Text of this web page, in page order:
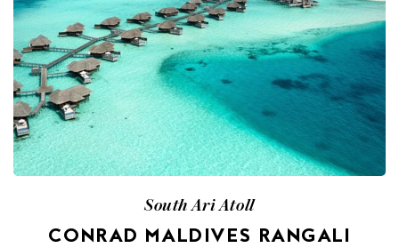
South Ari Atoll
CONRAD MALDIVES RANGALI